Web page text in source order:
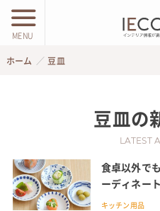
MENU
ホーム 豆皿
豆皿の
LATEST
食卓以外で
ーディネー
キッチン用品